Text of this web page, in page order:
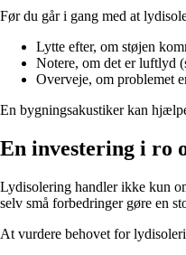
Før du går i gang med at
Lytte efter, om støjen
Notere, om det er luftlyd
Overveje, om problemet
En bygningsakustiker kan
En investering i ro
Lydisolering handler ikke kun
selv små forbedringer gøre en
At vurdere behovet for